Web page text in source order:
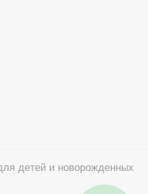
детей и новорожденных